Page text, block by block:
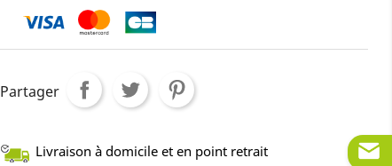
Partager
Livraison à domicile et en point retrait